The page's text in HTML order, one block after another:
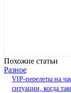
Похожие статьи
Разное
VIP-перелеты на
ситуации, когда